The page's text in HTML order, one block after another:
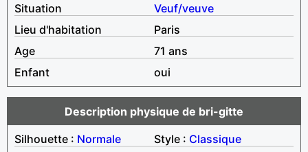
Situation
Veuf/veuve
Lieu d'habitation
Paris
Age
71 ans
Enfant
oui
Description physique de bri-gitte
Silhouette : Normale Style : Classique